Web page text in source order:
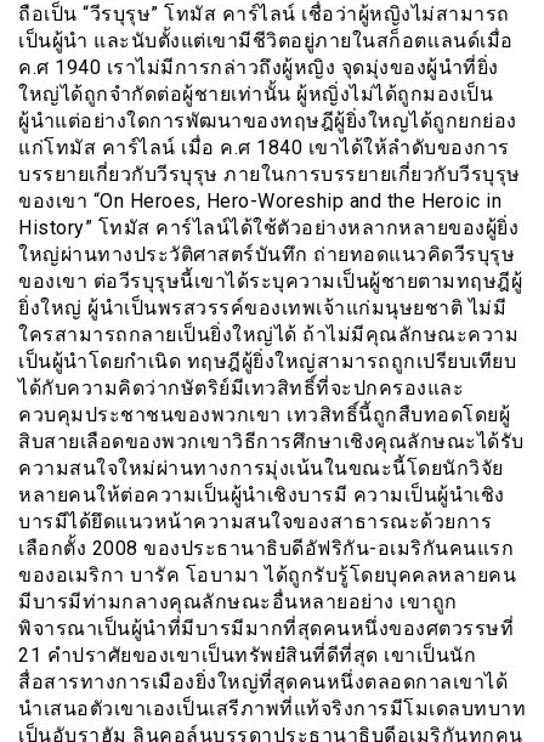
ถือเป็น “วีรบุรุษ” โทมัส คาร์ไลน์ เชื่อว่าผู้หญิงไม่สามารถ
เป็นผู้นำ และนับตั้งแต่เขามีชีวิตอยู่ภายในสก็อตเเลนด์เมื่อ
ค.ศ 1940 เราไม่มีการกล่าวถึงผู้หญิง จุดมุ่งของผู้นำที่ยิ่ง
ใหญ่ได้ถูกจำกัดต่อผู้ชายเท่านั้น ผู้หญิ่งไม่ได้ถูกมองเป็น
ผู้นำแต่อย่างใดการพัฒนาของทฤษฎีผู้ยิ่งใหญได้ถูกยกย่อง
แก่โทมัส คาร์ไลน์ เมื่อ ค.ศ 1840 เขาได้ให้ลำดับของการ
บรรยายเกี่ยวกับวีรบุรุษ ภายในการบรรยายเกี่ยวกับวีรบุรุษ
ของเขา “On Heroes, Hero-Woreship and the Heroic in
History” โทมัส คาร์ไลน์ได้ใช้ตัวอย่างหลากหลายของผู้ยิ่ง
ใหญ่ผ่านทางประวัติศาสตร์บันทึก ถ่ายทอดแนวคิดวีรบุรุษ
ของเขา ต่อวีรบุรุษนี้เขาได้ระบุความเป็นผู้ชายตามทฤษฎีผู้
ยิ่งใหญ่ ผู้นำเป็นพรสวรรค์ของเทพเจ้าแก่มนุษยชาติ ไม่มี
ใครสามารถกลายเป็นยิ่งใหญ่ได้ ถ้าไม่มีคุณลักษณะความ
เป็นผู้นำโดยกำเนิด ทฤษฎีผู้ยิ่งใหญ่สามารถถูกเปรียบเทียบ
ได้กับความคิดว่ากษัตริย์มีเทวสิทธิ์ที่จะปกครองและ
ควบคุมประชาชนของพวกเขา เทวสิทธิ์นี้ถูกสืบทอดโดยผู้
สิบสายเลือดของพวกเขาวิธีการศึกษาเชิงคุณลักษณะได้รับ
ความสนใจใหม่ผ่านทางการมุ่งเน้นในขณะนี้โดยนักวิจัย
หลายคนให้ต่อความเป็นผู้นำเชิงบารมี ความเป็นผู้นำเชิง
บารมีได้ยึดแนวหน้าความสนใจของสาธารณะด้วยการ
เลือกตั้ง 2008 ของประธานาธิบดีอัฟริกัน-อเมริกันคนแรก
ของอเมริกา บารัค โอบามา ได้ถูกรับรู้โดยบุคคลหลายคน
มีบารมีท่ามกลางคุณลักษณะอื่นหลายอย่าง เขาถูก
พิจารณาเป็นผู้นำที่มีบารมีมากที่สุดคนหนึ่งของศตวรรษที่
21 คำปราศัยของเขาเป็นทรัพย๋สินที่ดีที่สุด เขาเป็นนัก
สื่อสารทางการเมืองยิ่งใหญ่ที่สุดคนหนึ่งตลอดกาลเขาได้
นำเสนอตัวเขาเองเป็นเสรีภาพที่แท้จริงการมีโมเดลบทบาท
เป็นอับราฮัม ลินคอล์นบรรดาประธานาธิบดีอเมริกันทุกคน